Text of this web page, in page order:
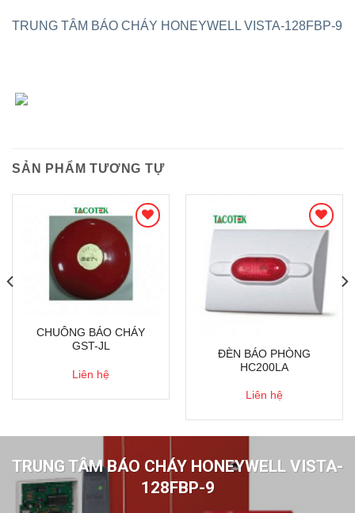
TRUNG TÂM BÁO CHÁY HONEYWELL VISTA-128FBP-9
SẢN PHẨM TƯƠNG TỰ
CHUÔNG BÁO CHÁY
GST-JL
Liên hệ
ĐÈN BÁO PHÒNG
HC200LA
Liên hệ
TRUNG TÂM BÁO CHÁY HONEYWELL VISTA-
128FBP-9